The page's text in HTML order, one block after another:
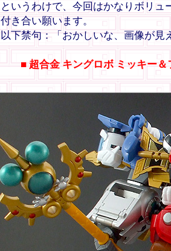
いうわけで、今回はかなりボリュ
き合い願います。
禁句：「おかしいな、画像が見
■ 超合金 キングロボ ミッキー＆